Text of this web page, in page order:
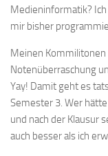
Medieninformatik?
mir bisher
Meinen Kommilitonen
Notenüberraschung
Yay! Damit geht es
Semester 3. Wer
und nach der Klausur
auch besser als ich